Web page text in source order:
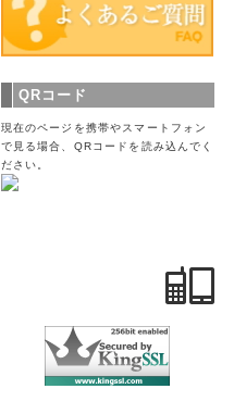
QRコード
現在のページを携帯やスマートフォン
で見る場合、QRコードを読み込んでく
ださい。